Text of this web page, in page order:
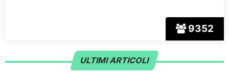
9352
ULTIMI ARTICOLI